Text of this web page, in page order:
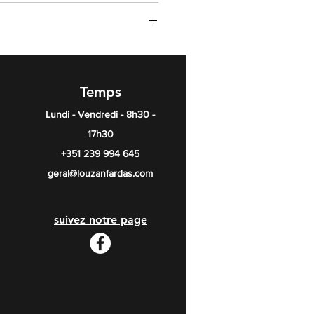
Temps
Lundi - Vendredi - 8h30 -
17h30
+351 239 994 645
geral@louzanfardas.com
suivez notre page